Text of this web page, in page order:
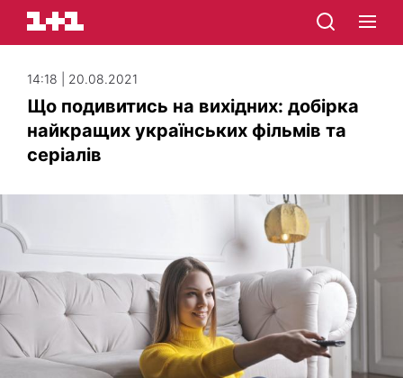
14:18 | 20.08.2021
Що подивитись на вихідних: добірка
найкращих українських фільмів та
серіалів